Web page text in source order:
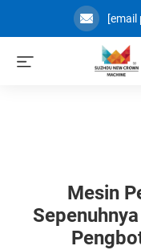
[email
Mesin